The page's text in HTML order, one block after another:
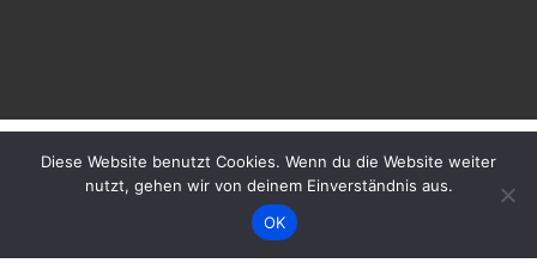
Café Center Biel AG © 2024
Alle Preise inkl. der gesetzlichen MwSt.
Diese Website benutzt Cookies. Wenn du die Website weiter
nutzt, gehen wir von deinem Einverständnis aus.
OK